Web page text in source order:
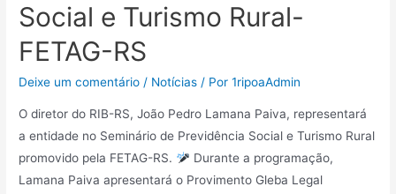
Social e Turismo Rural-
FETAG-RS
Deixe um comentário / Notícias / Por1ripoaAdmin
O diretor do RIB-RS, João Pedro Lamana Paiva, representará
a entidade no Seminário de Previdência Social e Turismo Rural
promovido pela FETAG-RS.
Durante a programação,
Lamana Paiva apresentará o Provimento Gleba Legal